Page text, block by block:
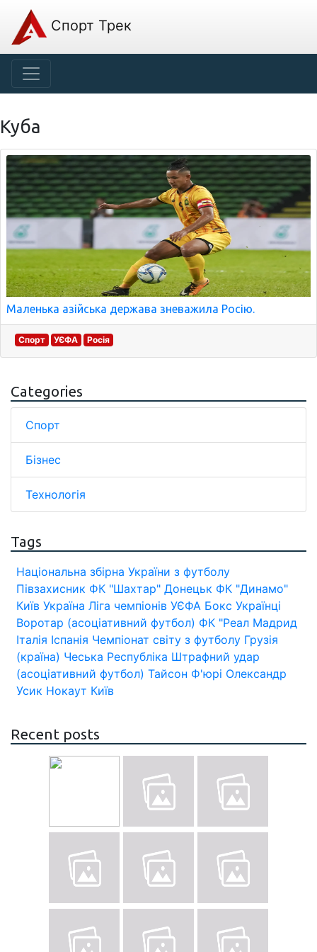
Спорт Трек
Куба
Маленька азійська держава зневажила Росію.
Спорт УЄФА Росія
Categories
Спорт
Бізнес
Технологія
Tags
Національна збірна України з футболу
Півзахисник ФК "Шахтар" Донецьк ФК "Динамо"
Київ Україна Ліга чемпіонів УЄФА Бокс Українці
Воротар (асоціативний футбол) ФК "Реал Мадрид
Італія Іспанія Чемпіонат світу з футболу Грузія
(країна) Чеська Республіка Штрафний удар
(асоціативний футбол) Тайсон Ф'юрі Олександр
Усик Нокаут Київ
Recent posts